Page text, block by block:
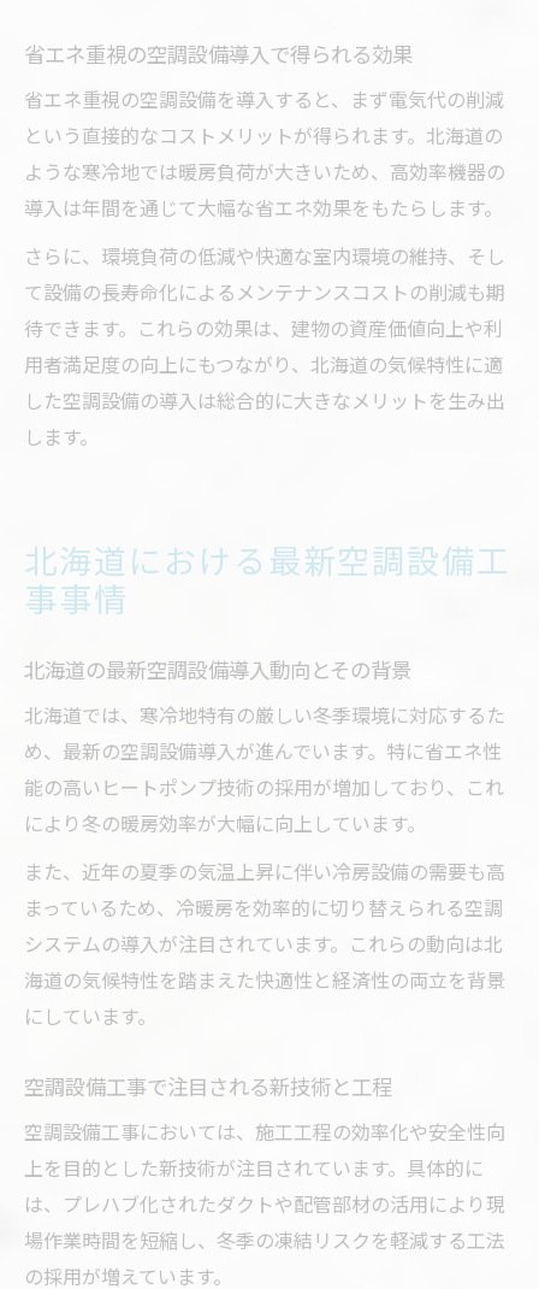
省エネ重視の空調設備導入で得られる効果
省エネ重視の空調設備を導入すると、まず電気代の削減
という直接的なコストメリットが得られます。北海道の
ような寒冷地では暖房負荷が大きいため、高効率機器の
導入は年間を通じて大幅な省エネ効果をもたらします。
さらに、環境負荷の低減や快適な室内環境の維持、そし
て設備の長寿命化によるメンテナンスコストの削減も期
待できます。これらの効果は、建物の資産価値向上や利
用者満足度の向上にもつながり、北海道の気候特性に適
した空調設備の導入は総合的に大きなメリットを生み出
します。
北海道における最新空調設備工
事事情
北海道の最新空調設備導入動向とその背景
北海道では、寒冷地特有の厳しい冬季環境に対応するた
め、最新の空調設備導入が進んでいます。特に省エネ性
能の高いヒートポンプ技術の採用が増加しており、これ
により冬の暖房効率が大幅に向上しています。
また、近年の夏季の気温上昇に伴い冷房設備の需要も高
まっているため、冷暖房を効率的に切り替えられる空調
システムの導入が注目されています。これらの動向は北
海道の気候特性を踏まえた快適性と経済性の両立を背景
にしています。
空調設備工事で注目される新技術と工程
空調設備工事においては、施工工程の効率化や安全性向
上を目的とした新技術が注目されています。具体的に
は、プレハブ化されたダクトや配管部材の活用により現
場作業時間を短縮し、冬季の凍結リスクを軽減する工法
の採用が増えています。